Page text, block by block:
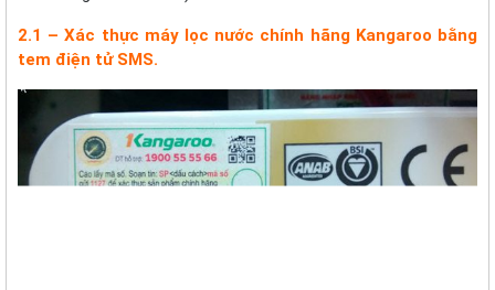
2.1 – Xác thực máy lọc nước chính hãng Kangaroo bằng
tem điện tử SMS.